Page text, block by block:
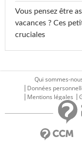
Vous pensez être
vacances ? Ces
cruciales
Qui sommes-
Données
Mentions légales